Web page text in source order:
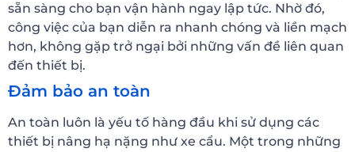
sẵn sàng cho bạn vận hành ngay lập tức. Nhờ đó,
công việc của bạn diễn ra nhanh chóng và liền mạch
hơn, không gặp trở ngại bởi những vấn đề liên quan
đến thiết bị.
Đảm bảo an toàn
An toàn luôn là yếu tố hàng đầu khi sử dụng các
thiết bị nâng hạ nặng như xe cẩu. Một trong những